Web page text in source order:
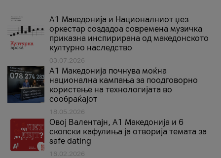
А1 Македонија и Националниот џез
оркестар создадоа современа музичка
приказна инспирирана од македонското
културно наследство
03.07.2026
A1 Македонија почнува моќна
национална кампања за поодговорно
користење на технологијата во
сообраќајот
18.05.2026
Овој Валентајн, A1 Македонија и 6
скопски кафулиња ја отворија темата за
safe dating
16.02.2026